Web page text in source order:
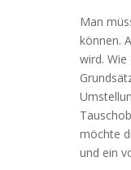
Man
können.
wird.
möchte
und ein